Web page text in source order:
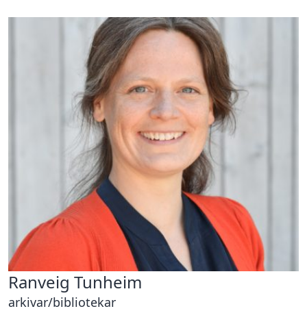
Ranveig Tunheim
arkivar/bibliotekar